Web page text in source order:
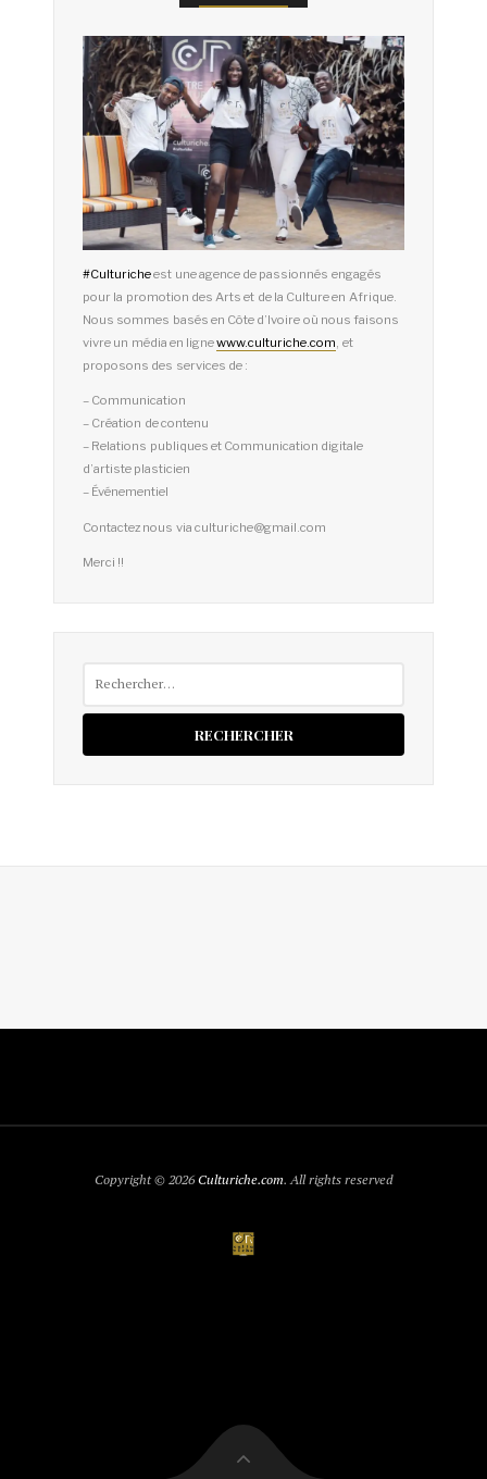
#Culturicheest une agence de passionnés engagés
pour la promotion des Arts et de la Culture en Afrique.
Nous sommes basés en Côte d’Ivoire où nous faisons
vivre un média en lignewww.culturiche.com, et
proposons des services de :
– Communication
– Création de contenu
– Relations publiques et Communication digitale
d’artiste plasticien
– Événementiel
Contactez nous via culturiche@gmail.com
Merci !!
Copyright © 2026Culturiche.com. All rights reserved